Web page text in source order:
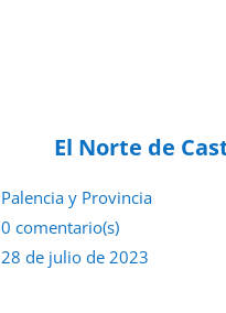
El Norte de
Palencia y Provincia
0 comentario(s)
28 de julio de 2023